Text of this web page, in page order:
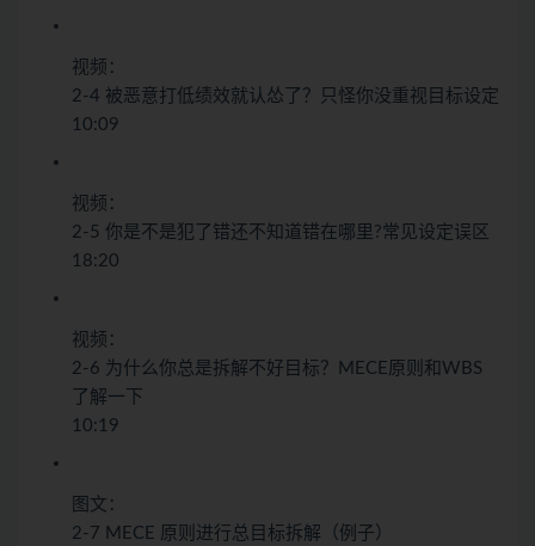
视频：
2-4 被恶意打低绩效就认怂了？只怪你没重视目标设定
10:09
视频：
2-5 你是不是犯了错还不知道错在哪里?常见设定误区
18:20
视频：
2-6 为什么你总是拆解不好目标？MECE原则和WBS
了解一下
10:19
图文：
2-7 MECE 原则进行总目标拆解（例子）